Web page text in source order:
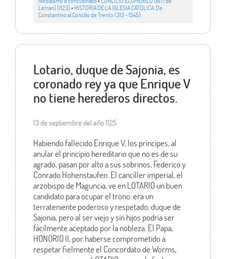
Letrán) (1123)• HISTORIA DE LA IGLESIA CATÓLICA. De
Constantino al Concilio de Trento (313 - 1545)
Lotario, duque de Sajonia, es
coronado rey ya que Enrique V
no tiene herederos directos.
13 de septiembre del año 1125
Habiendo fallecido Enrique V, los príncipes, al
anular el principio hereditario que no es de su
agrado, pasan por alto a sus sobrinos, Federico y
Conrado Hohenstaufen. El canciller imperial, el
arzobispo de Maguncia, ve en LOTARIO un buen
candidato para ocupar el trono: era un
terrateniente poderoso y respetado, duque de
Sajonia, pero al ser viejo y sin hijos podría ser
fácilmente aceptado por la nobleza. El Papa,
HONORIO II, por haberse comprometido a
respetar fielmente el Concordato de Worms,